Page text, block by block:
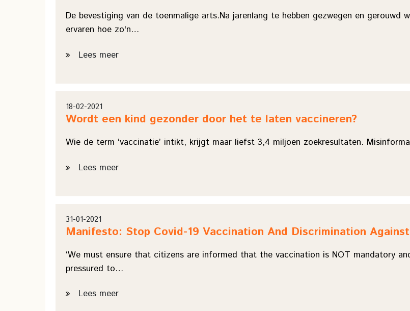
De bevestiging van de toenmalige arts.Na jarenlang te hebben gezwegen en
ervaren hoe zo'n…
Lees meer
18-02-2021
Wordt een kind gezonder door het te laten vaccineren?
Wie de term ‘vaccinatie’ intikt, krijgt maar liefst 3,4 miljoen zoekresultaten.
Lees meer
31-01-2021
Manifesto: Stop Covid-19 Vaccination And Discrimination
‘We must ensure that citizens are informed that the vaccination is NOT mandatory
pressured to…
Lees meer